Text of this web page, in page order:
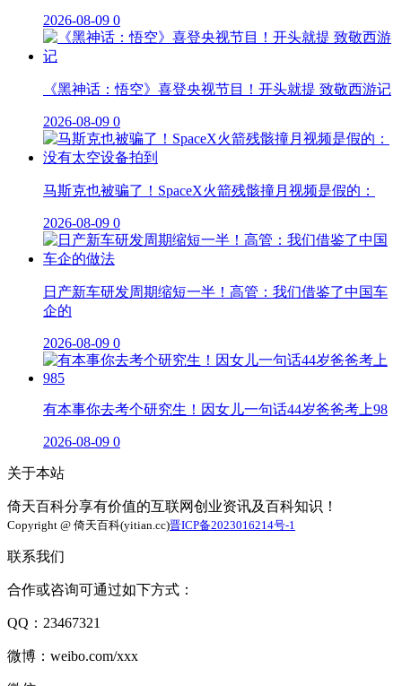
2026-08-09 0
《黑神话：悟空》喜登央视节目！开头就提 致敬西游记
2026-08-09 0
马斯克也被骗了！SpaceX火箭残骸撞月视频是假的：
2026-08-09 0
日产新车研发周期缩短一半！高管：我们借鉴了中国车
企的
2026-08-09 0
有本事你去考个研究生！因女儿一句话44岁爸爸考上98
2026-08-09 0
关于本站
倚天百科分享有价值的互联网创业资讯及百科知识！
Copyright @ 倚天百科(yitian.cc)晋ICP备2023016214号-1
联系我们
合作或咨询可通过如下方式：
QQ：23467321
微博：weibo.com/xxx